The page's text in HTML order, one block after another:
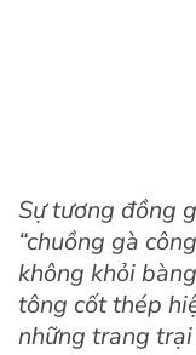
Sự tương đồng
“chuồng gà
không khỏi
tông cốt thép
những trang